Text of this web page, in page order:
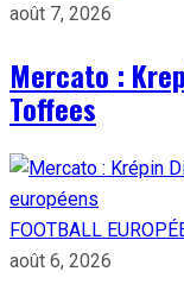
août 7, 2026
Mercato :
Toffees
FOOTBALL
août 6, 2026